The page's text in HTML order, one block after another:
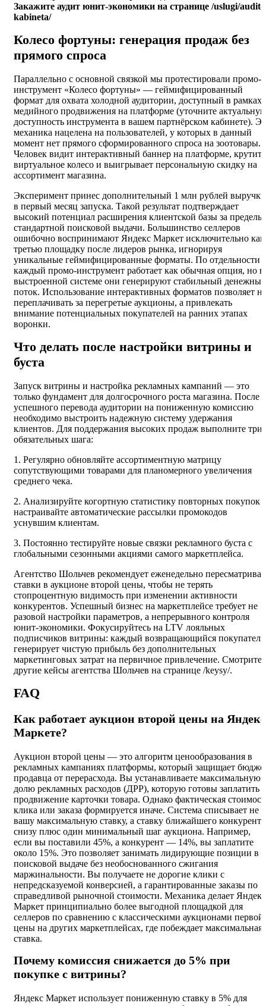
Закажите аудит юнит-экономики на странице /uslugi/audit-
kabineta/
Колесо фортуны: генерация продаж без
прямого спроса
Параллельно с основной связкой мы протестировали промо-
инструмент «Колесо фортуны» — геймифицированный
формат для охвата холодной аудитории, доступный в рамках
медийного продвижения на платформе (уточните
доступность инструмента в вашем партнёрском кабинете).
механика нацелена на пользователей, у которых в данный
момент нет прямого сформированного спроса на зоотовары.
Человек видит интерактивный баннер на платформе, крутит
виртуальное колесо и выигрывает персональную скидку на
ассортимент магазина.
Эксперимент принес дополнительный 1 млн рублей выручки
в первый месяц запуска. Такой результат подтверждает
высокий потенциал расширения клиентской базы за пределы
стандартной поисковой выдачи. Большинство селлеров
ошибочно воспринимают Яндекс Маркет исключительно как
третью площадку после лидеров рынка, игнорируя
уникальные геймифицированные форматы. По отдельности
каждый промо-инструмент работает как обычная опция, но в
выстроенной системе они генерируют стабильный денежный
поток. Использование интерактивных форматов позволяет не
переплачивать за перегретые аукционы, а привлекать
внимание потенциальных покупателей на ранних этапах
воронки.
Что делать после настройки витрины и
буста
Запуск витрины и настройка рекламных кампаний — это
только фундамент для долгосрочного роста магазина. После
успешного перевода аудитории на пониженную комиссию
необходимо выстроить надежную систему удержания
клиентов. Для поддержания высоких продаж выполните три
обязательных шага:
1. Регулярно обновляйте ассортиментную матрицу
сопутствующими товарами для планомерного увеличения
среднего чека.
2. Анализируйте когортную статистику повторных покупок
настраивайте автоматические рассылки промокодов
уснувшим клиентам.
3. Постоянно тестируйте новые связки рекламного буста с
глобальными сезонными акциями самого маркетплейса.
Агентство Шольчев рекомендует еженедельно
ставки в аукционе второй цены, чтобы не терять
стопроцентную видимость при изменении активности
конкурентов. Успешный бизнес на маркетплейсе требует не
разовой настройки параметров, а непрерывного контроля
юнит-экономики. Фокусируйтесь на LTV лояльных
подписчиков витрины: каждый возвращающийся покупатель
генерирует чистую прибыль без дополнительных
маркетинговых затрат на первичное привлечение. Смотрите
другие кейсы агентства Шольчев на странице /keysy/.
FAQ
Как работает аукцион второй цены на Яндекс
Маркете?
Аукцион второй цены — это алгоритм ценообразования в
рекламных кампаниях платформы, который защищает
продавца от перерасхода. Вы устанавливаете максимальную
долю рекламных расходов (ДРР), которую готовы заплатить
продвижение карточки товара. Однако фактическая
клика или заказа формируется иначе. Система списывает не
вашу максимальную ставку, а ставку ближайшего конкурента
снизу плюс один минимальный шаг аукциона. Например,
если вы поставили 45%, а конкурент — 14%, вы заплатите
около 15%. Это позволяет занимать лидирующие позиции в
поисковой выдаче без необоснованного сжигания
маржинальности. Вы получаете не дорогие клики с
непредсказуемой конверсией, а гарантированные заказы по
справедливой рыночной стоимости. Механика делает Яндекс
Маркет принципиально более выгодной площадкой для
селлеров по сравнению с классическими аукционами первой
цены на других маркетплейсах, где побеждает максимальная
ставка.
Почему комиссия снижается до 5% при
покупке с витрины?
Яндекс Маркет использует пониженную ставку в 5% для